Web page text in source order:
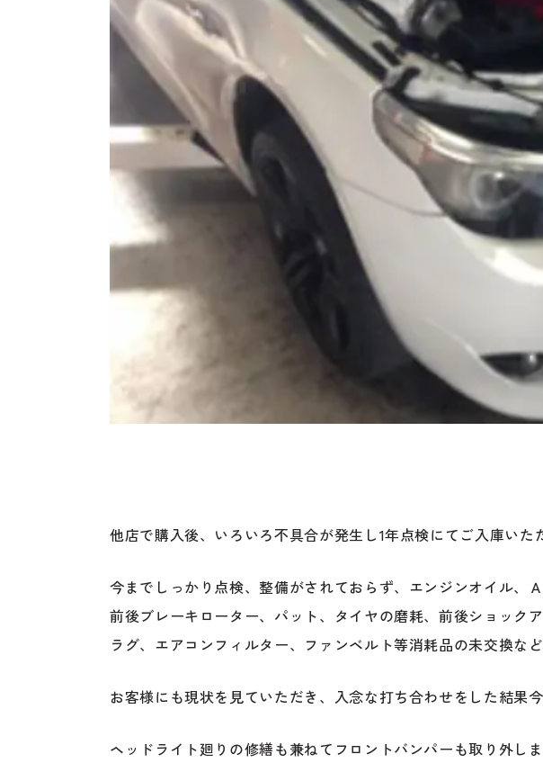
他店で購入後、いろいろ不具合が発生し1年点検にてご入庫いた
今までしっかり点検、整備がされておらず、エンジンオイル、
前後ブレーキローター、パット、タイヤの磨耗、前後ショック
ラグ、エアコンフィルター、ファンベルト等消耗品の未交換な
お客様にも現状を見ていただき、入念な打ち合わせをした結果
ヘッドライト廻りの修繕も兼ねてフロントバンパーも取り外しま